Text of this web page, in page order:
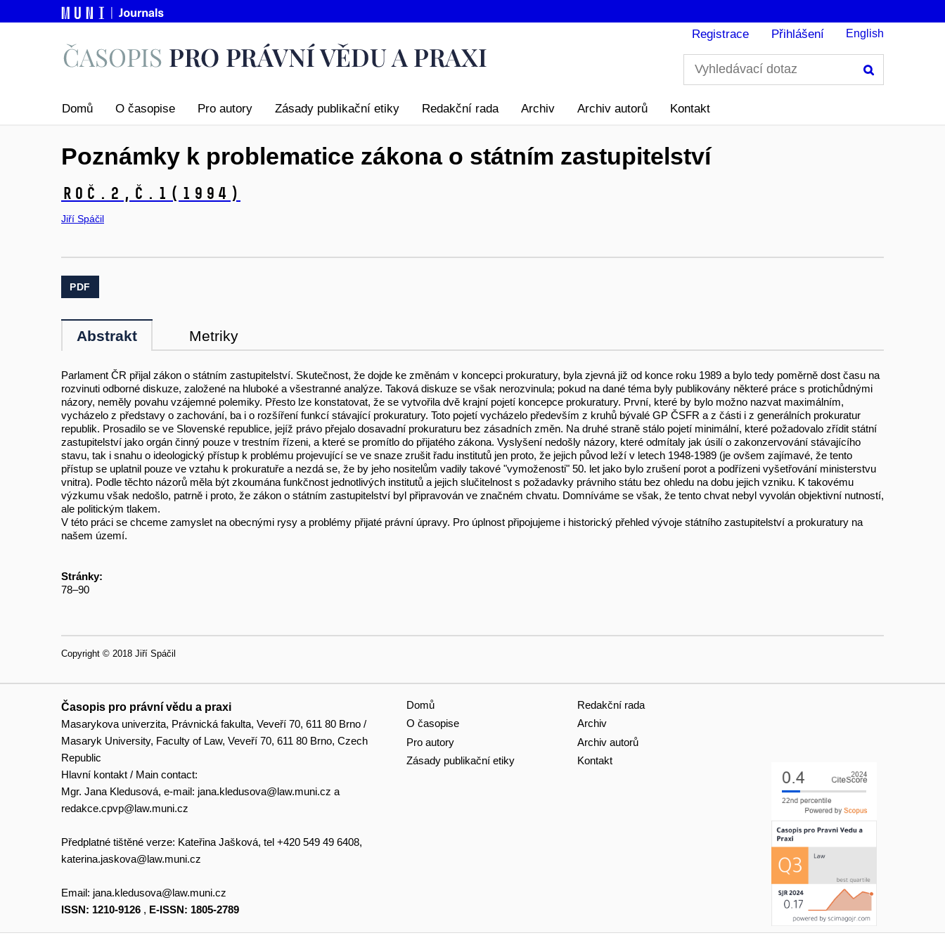
Registrace Přihlášení English
Domů O časopise Pro autory Zásady publikační etiky Redakční rada Archiv Archiv autorů Kontakt
Poznámky k problematice zákona o státním zastupitelství
Roč.2, č.1 (1994)
Jiří Spáčil
PDF
Abstrakt Metriky
Parlament ČR přijal zákon o státním zastupitelství. Skutečnost, že dojde ke změnám v koncepci prokuratury, byla zjevná již od konce roku 1989 a bylo tedy poměrně dost času na
rozvinuti odborné diskuze, založené na hluboké a všestranné analýze. Taková diskuze se však nerozvinula; pokud na dané téma byly publikovány některé práce s protichůdnými
názory, neměly povahu vzájemné polemiky. Přesto lze konstatovat, že se vytvořila dvě krajní pojetí koncepce prokuratury. První, které by bylo možno nazvat maximálním,
vycházelo z představy o zachování, ba i o rozšíření funkcí stávající prokuratury. Toto pojetí vycházelo především z kruhů bývalé GP ČSFR a z části i z generálních prokuratur
republik. Prosadilo se ve Slovenské republice, jejíž právo přejalo dosavadní prokuraturu bez zásadních změn. Na druhé straně stálo pojetí minimální, které požadovalo zřídit státní
zastupitelství jako orgán činný pouze v trestním řízeni, a které se promítlo do přijatého zákona. Vyslyšení nedošly názory, které odmítaly jak úsilí o zakonzervování stávajícího
stavu, tak i snahu o ideologický přístup k problému projevující se ve snaze zrušit řadu institutů jen proto, že jejich původ leží v letech 1948-1989 (je ovšem zajímavé, že tento
přístup se uplatnil pouze ve vztahu k prokuratuře a nezdá se, že by jeho nositelům vadily takové "vymoženosti" 50. let jako bylo zrušení porot a podřízeni vyšetřování ministerstvu
vnitra). Podle těchto názorů měla být zkoumána funkčnost jednotlivých institutů a jejich slučitelnost s požadavky právniho státu bez ohledu na dobu jejich vzniku. K takovému
výzkumu však nedošlo, patrně i proto, že zákon o státním zastupitelství byl připravován ve značném chvatu. Domníváme se však, že tento chvat nebyl vyvolán objektivní nutností,
ale politickým tlakem.
V této práci se chceme zamyslet na obecnými rysy a problémy přijaté právní úpravy. Pro úplnost připojujeme i historický přehled vývoje státního zastupitelství a prokuratury na
našem území.
Stránky:
78–90
Copyright © 2018 Jiří Spáčil
Časopis pro právní vědu a praxi
Masarykova univerzita, Právnická fakulta, Veveří 70, 611 80 Brno /
Masaryk University, Faculty of Law, Veveří 70, 611 80 Brno, Czech
Republic
Hlavní kontakt / Main contact:
Mgr. Jana Kledusová, e-mail: jana.kledusova@law.muni.cz a
redakce.cpvp@law.muni.cz
Předplatné tištěné verze: Kateřina Jašková, tel +420 549 49 6408,
katerina.jaskova@law.muni.cz
Email: jana.kledusova@law.muni.cz
ISSN: 1210-9126 , E-ISSN: 1805-2789
Domů
O časopise
Pro autory
Zásady publikační etiky
Redakční rada
Archiv
Archiv autorů
Kontakt